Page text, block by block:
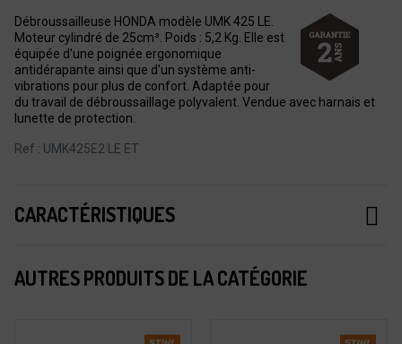
Débroussailleuse HONDA modèle UMK 425 LE.
Moteur cylindré de 25cm³. Poids : 5,2 Kg. Elle est
équipée d'une poignée ergonomique
antidérapante ainsi que d'un système anti-
vibrations pour plus de confort. Adaptée pour
du travail de débroussaillage polyvalent. Vendue avec harnais et
lunette de protection.
Ref : UMK425E2 LE ET
CARACTÉRISTIQUES
AUTRES PRODUITS DE LA CATÉGORIE